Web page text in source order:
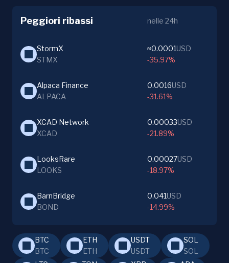
Peggiori ribassi nelle 24h
StormX
STMX
≈0.0001USD
-35.97%
Alpaca Finance
ALPACA
0.0016USD
-31.61%
XCAD Network
XCAD
0.00033USD
-21.89%
LooksRare
LOOKS
0.00027USD
-18.97%
BarnBridge
BOND
0.041USD
-14.99%
BTC
BTC
ETH
ETH
USDT
USDT
SOL
SOL